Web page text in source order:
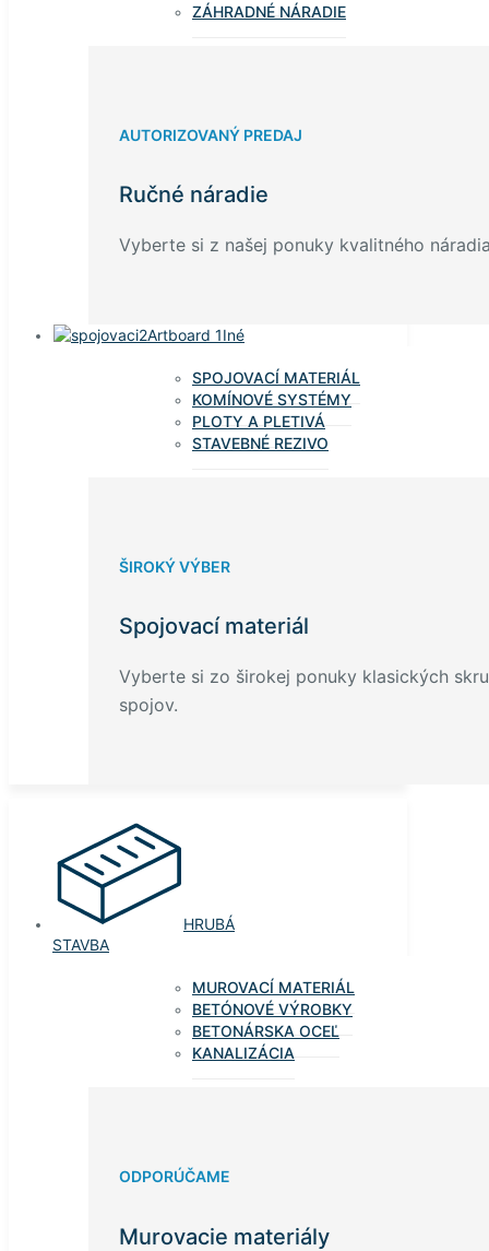
ZÁHRADNÉ NÁRADIE
AUTORIZOVANÝ PREDAJ
Ručné náradie
Vyberte si z našej ponuky kvalitného
Iné
SPOJOVACÍ MATERIÁL
KOMÍNOVÉ SYSTÉMY
PLOTY A PLETIVÁ
STAVEBNÉ REZIVO
ŠIROKÝ VÝBER
Spojovací materiál
Vyberte si zo širokej ponuky klasických
spojov.
HRUBÁ
STAVBA
MUROVACÍ MATERIÁL
BETÓNOVÉ VÝROBKY
BETONÁRSKA OCEĽ
KANALIZÁCIA
ODPORÚČAME
Murovacie materiály